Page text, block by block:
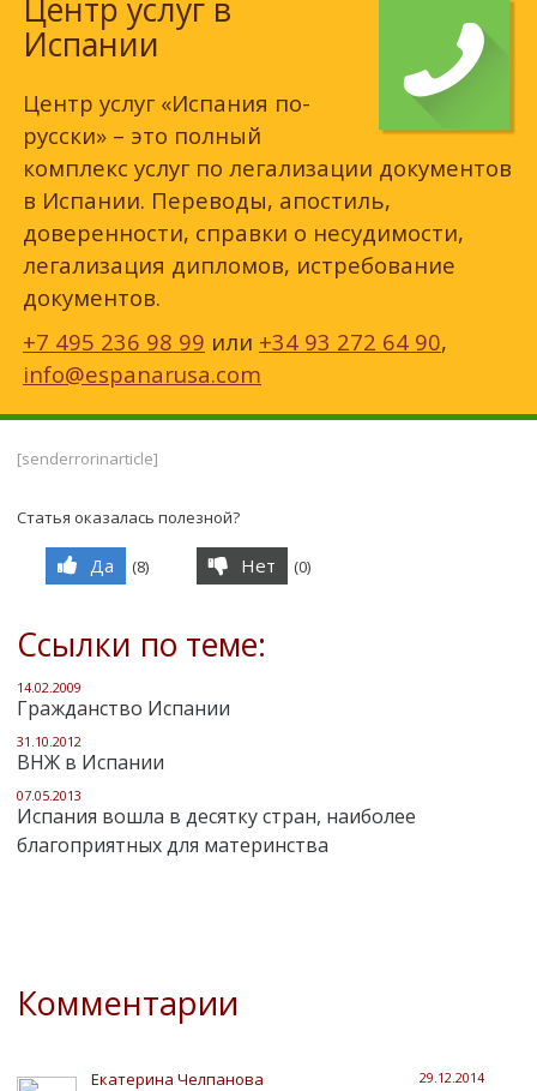
Центр услуг в
Испании
Центр услуг «Испания по-
русски» – это полный
комплекс услуг по легализации документов
в Испании. Переводы, апостиль,
доверенности, справки о несудимости,
легализация дипломов, истребование
документов.
+7 495 236 98 99 или +34 93 272 64 90,
info@espanarusa.com
[senderrorinarticle]
Статья оказалась полезной?
Да (8) Нет (0)
Ссылки по теме:
14.02.2009
Гражданство Испании
31.10.2012
ВНЖ в Испании
07.05.2013
Испания вошла в десятку стран, наиболее
благоприятных для материнства
Комментарии
Екатерина Челпанова 29.12.2014